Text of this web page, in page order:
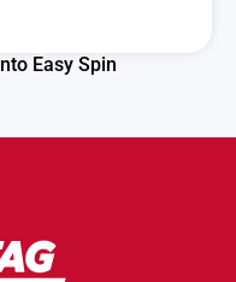
Easy Spin